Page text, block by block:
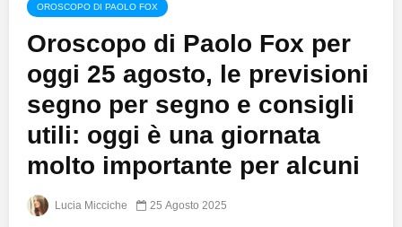
OROSCOPO DI PAOLO FOX
Oroscopo di Paolo Fox per
oggi 25 agosto, le previsioni
segno per segno e consigli
utili: oggi è una giornata
molto importante per alcuni
Lucia Micciche 25 Agosto 2025